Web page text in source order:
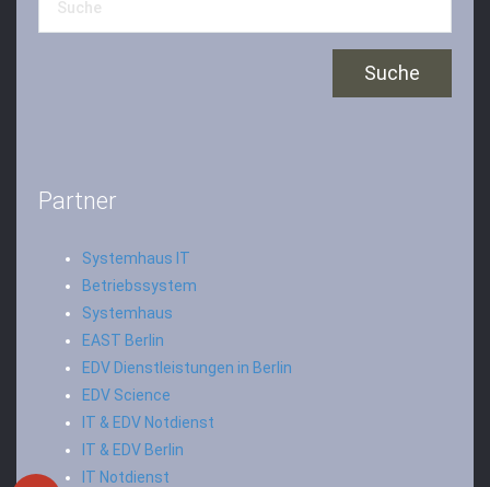
Partner
Systemhaus IT
Betriebssystem
Systemhaus
EAST Berlin
EDV Dienstleistungen in Berlin
EDV Science
IT & EDV Notdienst
IT & EDV Berlin
IT Notdienst